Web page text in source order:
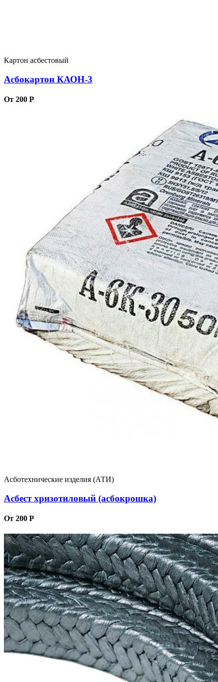
Картон асбестовый
Асбокартон КАОН-3
От 200 Р
Асботехнические изделия (АТИ)
Асбест хризотиловый (асбокрошка)
От 200 Р